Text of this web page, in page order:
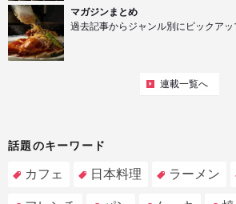
マガジンまとめ
過去記事からジャンル別にピックアッ
連載一覧へ
話題のキーワード
カフェ 日本料理 ラーメン